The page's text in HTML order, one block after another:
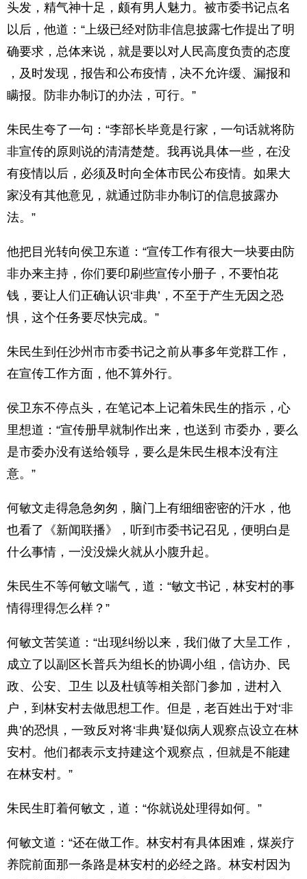
头发，精气神十足，颇有男人魅力。被市委书记点名
以后，他道：“上级已经对防非信息披露七作提出了明
确要求，总体来说，就是要以对人民高度负责的态度
，及时发现，报告和公布疫情，决不允许缓、漏报和
瞒报。防非办制订的办法，可行。”
朱民生夸了一句：“李部长毕竟是行家，一句话就将防
非宣传的原则说的清清楚楚。我再说具体一些，在没
有疫情以后，必须及时向全体市民公布疫情。如果大
家没有其他意见，就通过防非办制订的信息披露办
法。”
他把目光转向侯卫东道：“宣传工作有很大一块要由防
非办来主持，你们要印刷些宣传小册子，不要怕花
钱，要让人们正确认识‘非典’，不至于产生无因之恐
惧，这个任务要尽快完成。”
朱民生到任沙州市市委书记之前从事多年党群工作，
在宣传工作方面，他不算外行。
侯卫东不停点头，在笔记本上记着朱民生的指示，心
里想道：“宣传册早就制作出来，也送到 市委办，要么
是市委办没有送给领导，要么是朱民生根本没有注
意。”
何敏文走得急急匆匆，脑门上有细细密密的汗水，他
也看了《新闻联播》，听到市委书记召见，便明白是
什么事情，一没没燥火就从小腹升起。
朱民生不等何敏文喘气，道：“敏文书记，林安村的事
情得理得怎么样？”
何敏文苦笑道：“出现纠纷以来，我们做了大呈工作，
成立了以副区长普兵为组长的协调小组，信访办、民
政、公安、卫生 以及杜镇等相关部门参加，进村入
户，到林安村去做思想工作。但是，老百姓出于对‘非
典’的恐惧，一致反对将‘非典’疑似病人观察点设立在林
安村。他们都表示支持建这个观察点，但就是不能建
在林安村。”
朱民生盯着何敏文，道：“你就说处理得如何。”
何敏文道：“还在做工作。林安村有具体困难，煤炭疗
养院前面那一条路是林安村的必经之路。林安村因为